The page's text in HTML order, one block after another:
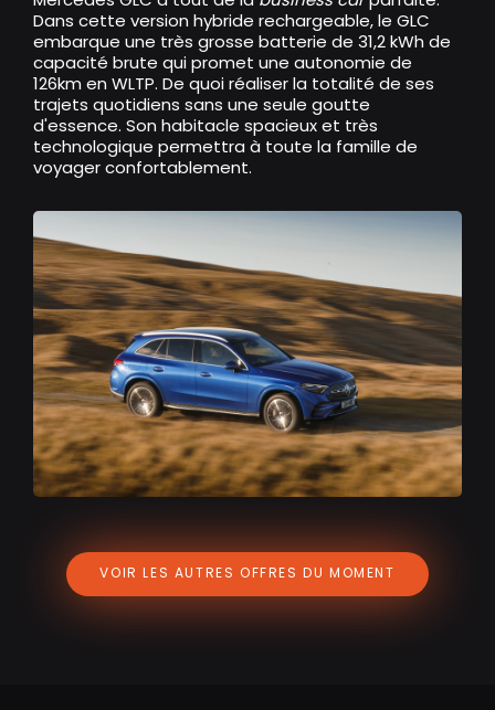
Dans cette version hybride rechargeable, le GLC
embarque une très grosse batterie de 31,2 kWh de
capacité brute qui promet une autonomie de
126km en WLTP. De quoi réaliser la totalité de ses
trajets quotidiens sans une seule goutte
d'essence. Son habitacle spacieux et très
technologique permettra à toute la famille de
voyager confortablement.
VOIR LES AUTRES OFFRES DU MOMENT